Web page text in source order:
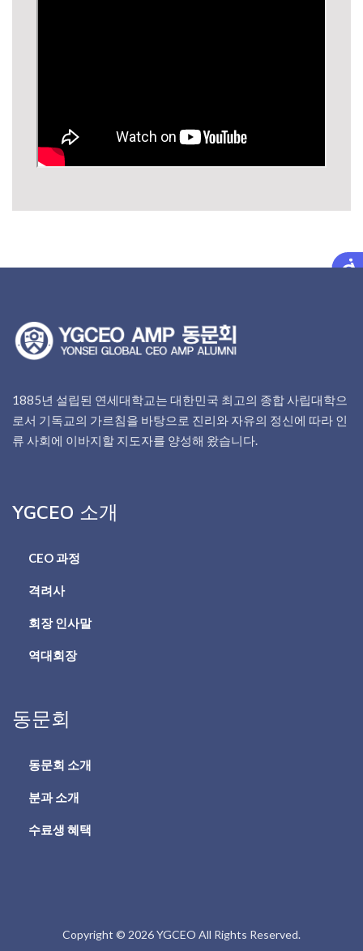
1885년 설립된 연세대학교는 대한민국 최고의 종합 사립대학으
로서 기독교의 가르침을 바탕으로 진리와 자유의 정신에 따라 인
류 사회에 이바지할 지도자를 양성해 왔습니다.
YGCEO 소개
CEO 과정
격려사
회장 인사말
역대회장
동문회
동문회 소개
분과 소개
수료생 혜택
Copyright © 2026 YGCEO All Rights Reserved.